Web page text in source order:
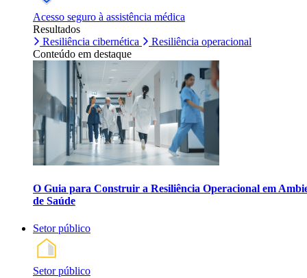
Acesso seguro à assistência médica
Resultados
Resiliência cibernética
Resiliência operacional
Conteúdo em destaque
O Guia para Construir a Resiliência Operacional em
de Saúde
Setor público
Setor público